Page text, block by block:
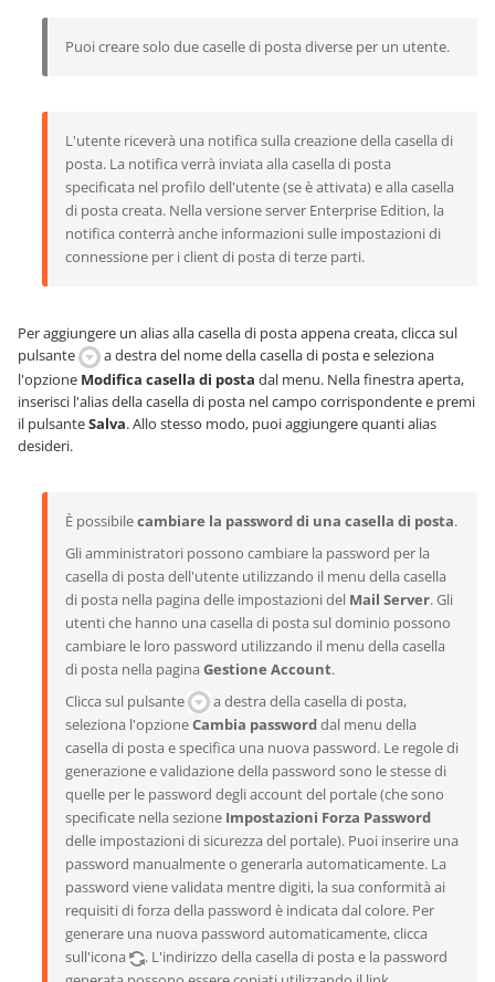
Puoi creare solo due caselle di posta diverse per un utente.
L'utente riceverà una notifica sulla creazione della casella di
posta. La notifica verrà inviata alla casella di posta
specificata nel profilo dell'utente (se è attivata) e alla casella
di posta creata. Nella versione server Enterprise Edition, la
notifica conterrà anche informazioni sulle impostazioni di
connessione per i client di posta di terze parti.
Per aggiungere un alias alla casella di posta appena creata, clicca sul
pulsante
a destra del nome della casella di posta e seleziona
l'opzione Modifica casella di posta dal menu. Nella finestra aperta,
inserisci l'alias della casella di posta nel campo corrispondente e premi
il pulsanteSalva. Allo stesso modo, puoi aggiungere quanti alias
desideri.
È possibilecambiare la password di una casella di posta.
Gli amministratori possono cambiare la password per la
casella di posta dell'utente utilizzando il menu della casella
di posta nella pagina delle impostazioni del Mail Server. Gli
utenti che hanno una casella di posta sul dominio possono
cambiare le loro password utilizzando il menu della casella
di posta nella pagina Gestione Account.
Clicca sul pulsante
a destra della casella di posta,
seleziona l'opzioneCambia passworddal menu della
casella di posta e specifica una nuova password. Le regole di
generazione e validazione della password sono le stesse di
quelle per le password degli account del portale (che sono
specificate nella sezione Impostazioni Forza Password
delle impostazioni di sicurezza del portale). Puoi inserire una
password manualmente o generarla automaticamente. La
password viene validata mentre digiti, la sua conformità ai
requisiti di forza della password è indicata dal colore. Per
generare una nuova password automaticamente, clicca
sull'icona
. L'indirizzo della casella di posta e la password